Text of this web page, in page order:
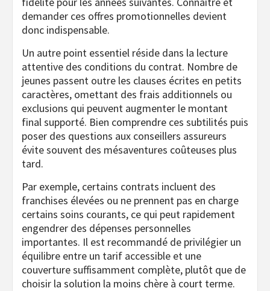
demander ces offres promotionnelles devient
donc indispensable.
Un autre point essentiel réside dans la lecture
attentive des conditions du contrat. Nombre de
jeunes passent outre les clauses écrites en petits
caractères, omettant des frais additionnels ou
exclusions qui peuvent augmenter le montant
final supporté. Bien comprendre ces subtilités puis
poser des questions aux conseillers assureurs
évite souvent des mésaventures coûteuses plus
tard.
Par exemple, certains contrats incluent des
franchises élevées ou ne prennent pas en charge
certains soins courants, ce qui peut rapidement
engendrer des dépenses personnelles
importantes. Il est recommandé de privilégier un
équilibre entre un tarif accessible et une
couverture suffisamment complète, plutôt que de
choisir la solution la moins chère à court terme.